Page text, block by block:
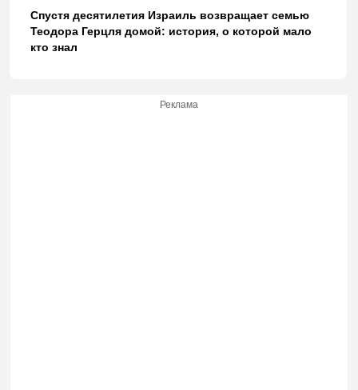
Спустя десятилетия Израиль возвращает семью
Теодора Герцля домой: история, о которой мало
кто знал
Реклама